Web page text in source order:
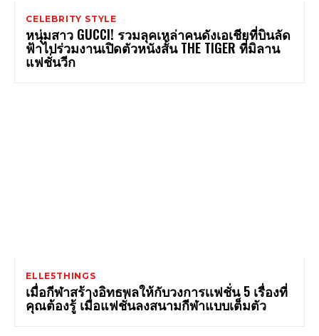
CELEBRITY STYLE
หนุ่มสาว GUCCI! รวมลุคเหล่าคนดังเอเชียที่บินลัด
ฟ้าไปร่วมงานเปิดตัวหนังสั้น THE TIGER ที่มิลาน
แฟชั่นวีก
ELLE5THINGS
เมื่อกีฬาสร้างอิทธพลให้กับวงการเเฟชั่น 5 เรื่องที่
คุณต้องรู้ เมื่อแฟชั่นลงสนามกีฬาแบบเต็มตัว